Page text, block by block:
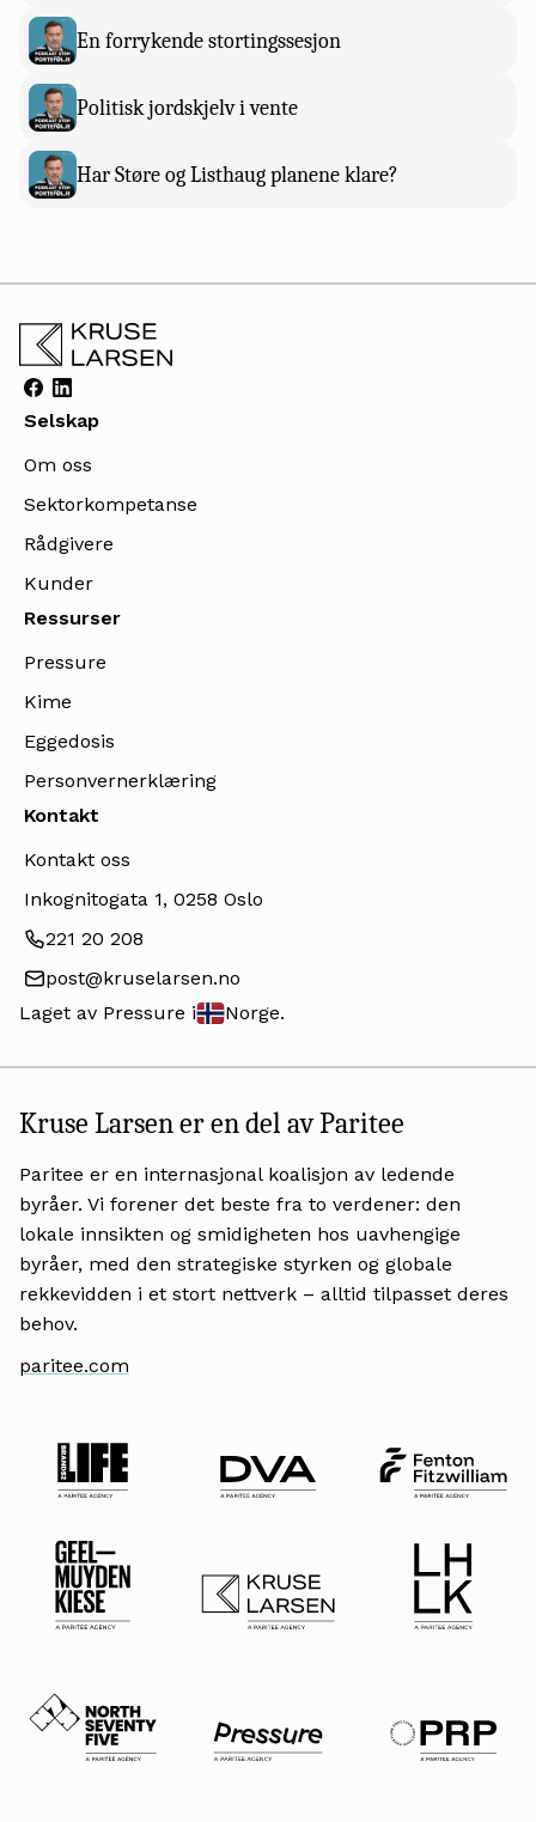
En forrykende stortingssesjon
Politisk jordskjelv i vente
Har Støre og Listhaug planene klare?
Selskap
Om oss
Sektorkompetanse
Rådgivere
Kunder
Ressurser
Pressure
Kime
Eggedosis
Personvernerklæring
Kontakt
Kontakt oss
Inkognitogata 1, 0258 Oslo
221 20 208
post@kruselarsen.no
Laget av Pressure i
Norge.
Kruse Larsen er en del av Paritee
Paritee er en internasjonal koalisjon av ledende
byråer. Vi forener det beste fra to verdener: den
lokale innsikten og smidigheten hos uavhengige
byråer, med den strategiske styrken og globale
rekkevidden i et stort nettverk – alltid tilpasset deres
behov.
paritee.com